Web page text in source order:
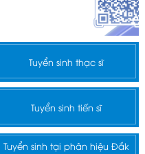
Tuyển sinh thạc sĩ
Tuyển sinh tiến sĩ
Tuyển sinh tại phân hiệu Đắk